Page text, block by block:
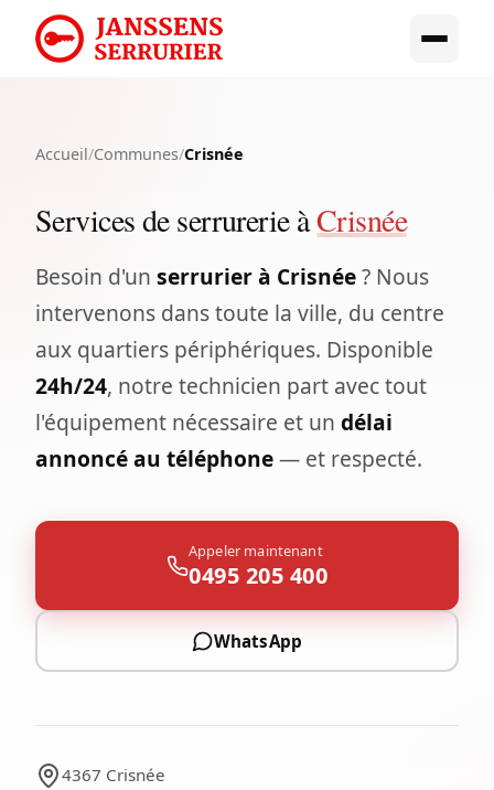
Accueil/Communes/Crisnée
Services de serrurerie àCrisnée
Besoin d'un serrurier à Crisnée? Nous
intervenons dans toute la ville, du centre
aux quartiers périphériques. Disponible
24h/24, notre technicien part avec tout
l'équipement nécessaire et un délai
annoncé au téléphone— et respecté.
Appeler maintenant
0495 205 400
WhatsApp
4367 Crisnée